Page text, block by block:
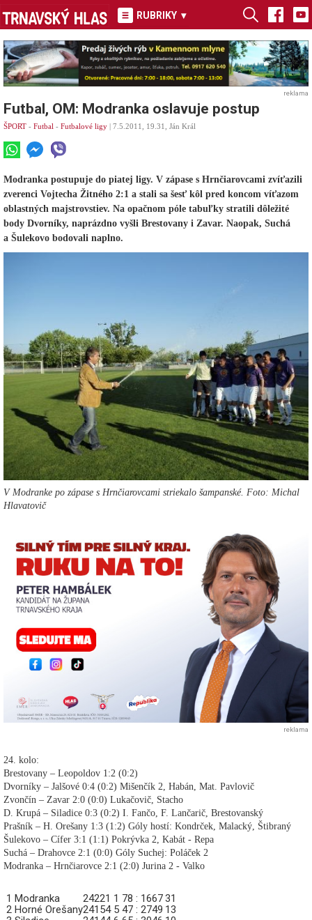
RUBRIKY ▾
reklama
Futbal, OM: Modranka oslavuje postup
ŠPORT - Futbal - Futbalové ligy | 7.5.2011, 19.31, Ján Král
Modranka postupuje do piatej ligy. V zápase s Hrnčiarovcami zvíťazili
zverenci Vojtecha Žitného 2:1 a stali sa šesť kôl pred koncom víťazom
oblastných majstrovstiev. Na opačnom póle tabuľky stratili dôležité
body Dvorníky, naprázdno vyšli Brestovany i Zavar. Naopak, Suchá
a Šulekovo bodovali naplno.
V Modranke po zápase s Hrnčiarovcami striekalo šampanské. Foto: Michal
Hlavatovič
reklama
24. kolo:
Brestovany – Leopoldov 1:2 (0:2)
Dvorníky – Jalšové 0:4 (0:2) Mišenčík 2, Habán, Mat. Pavlovič
Zvončín – Zavar 2:0 (0:0) Lukačovič, Stacho
D. Krupá – Siladice 0:3 (0:2) I. Fančo, F. Lančarič, Brestovanský
Prašník – H. Orešany 1:3 (1:2) Góly hostí: Kondrček, Malacký, Štibraný
Šulekovo – Cífer 3:1 (1:1) Pokrývka 2, Kabát - Repa
Suchá – Drahovce 2:1 (0:0) Góly Suchej: Poláček 2
Modranka – Hrnčiarovce 2:1 (2:0) Jurina 2 - Valko
1 Modranka 24221 1 78 : 166731
2 Horné Orešany24154 5 47 : 2749 13